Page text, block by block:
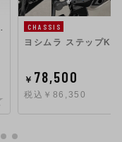
CHASSIS
ヨシムラ ステップ
￥ 78,500
税込￥86,350